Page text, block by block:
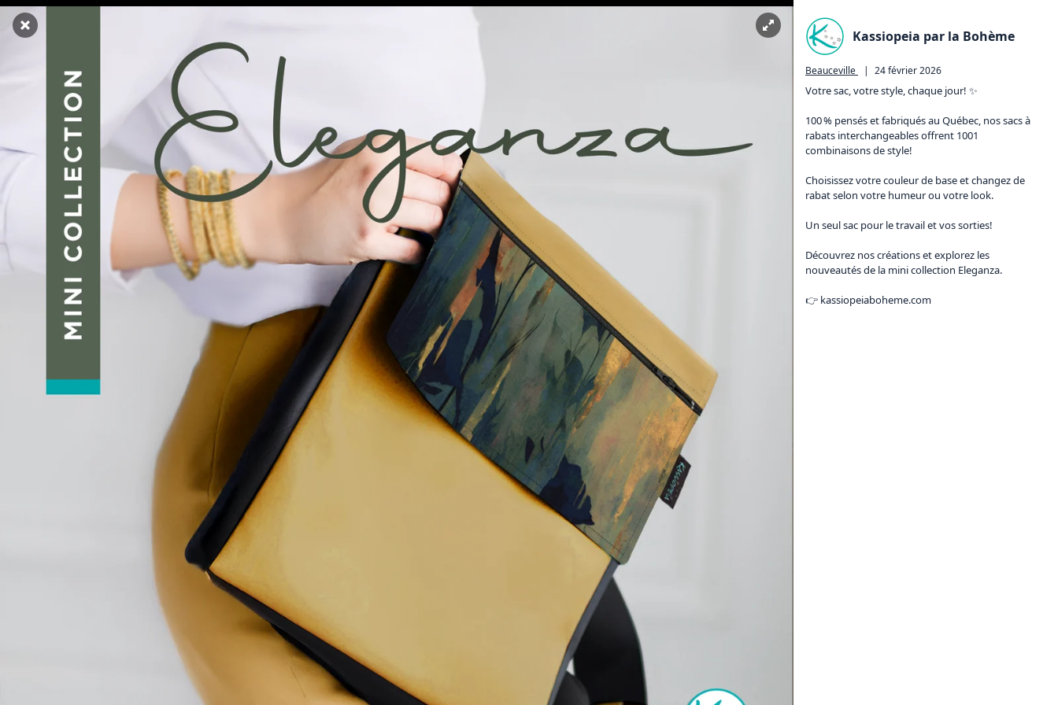
Kassiopeia par la Bohème
Beauceville | 24 février 2026
Votre sac, votre style, chaque jour! ✨
100 % pensés et fabriqués au Québec, nos sacs à
rabats interchangeables offrent 1001
combinaisons de style!
Choisissez votre couleur de base et changez de
rabat selon votre humeur ou votre look.
Un seul sac pour le travail et vos sorties!
Découvrez nos créations et explorez les
nouveautés de la mini collection Eleganza.
👉 kassiopeiaboheme.com